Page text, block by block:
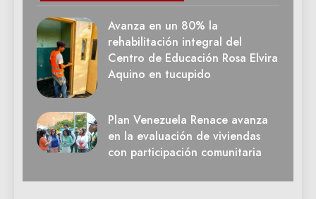
Avanza en un 80% la
rehabilitación integral del
Centro de Educación Rosa Elvira
Aquino en tucupido
Plan Venezuela Renace avanza
en la evaluación de viviendas
con participación comunitaria